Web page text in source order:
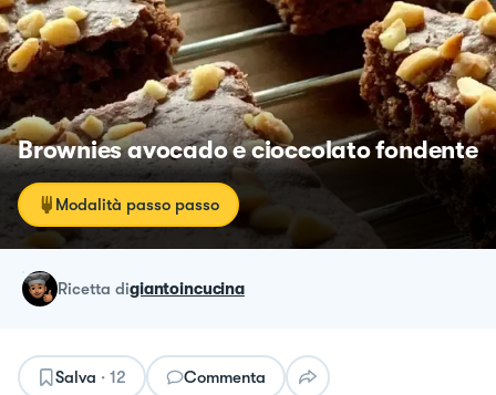
Brownies avocado e cioccolato fondente
Modalità passo passo
ricetta digiantoincucina
Salva · 12 Commenta